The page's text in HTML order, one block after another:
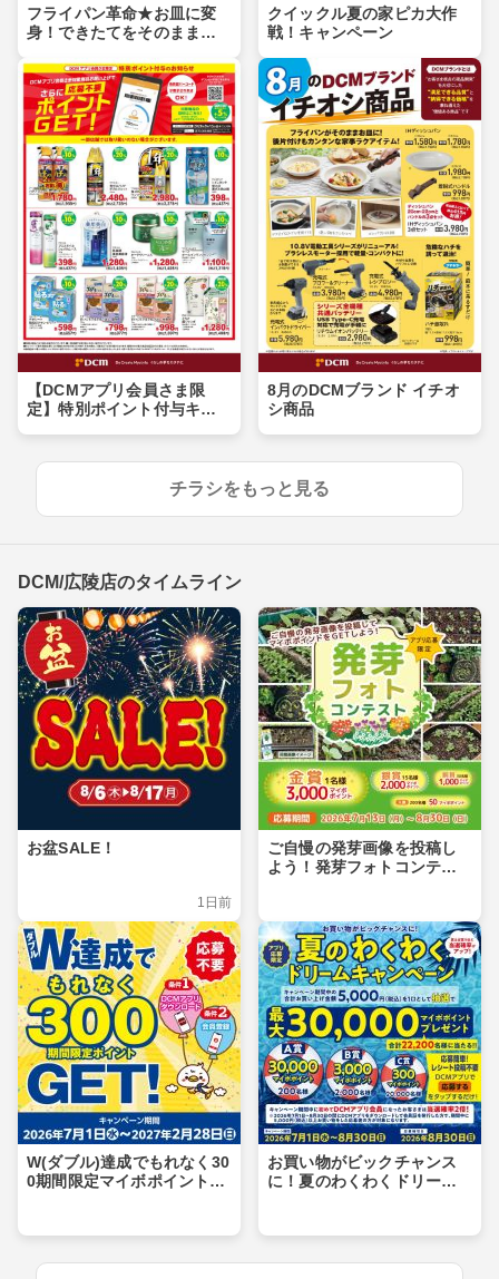
フライパン革命★お皿に変
身！できたてをそのまま食
クイックル夏の家ピカ大作
戦！キャンペーン
【DCMアプリ会員さま限
定】特別ポイント付与キャ
8月のDCMブランド イチオ
シ商品
チラシをもっと見る
DCM/広陵店のタイムライン
お盆SALE！
1日前
ご自慢の発芽画像を投稿し
よう！発芽フォトコンテス
W(ダブル)達成でもれなく30
0期間限定マイボポイントG
お買い物がビックチャンス
に！夏のわくわくドリーム